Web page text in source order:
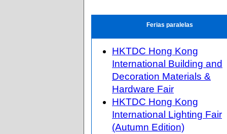
Ferias paralelas
HKTDC Hong Kong
International Building and
Decoration Materials &
Hardware Fair
HKTDC Hong Kong
International Lighting Fair
(Autumn Edition)